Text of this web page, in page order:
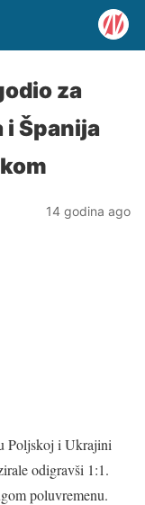
za
i Španija
14 godina ago
Poljskoj i Ukrajini
odigravši 1:1.
poluvremenu.